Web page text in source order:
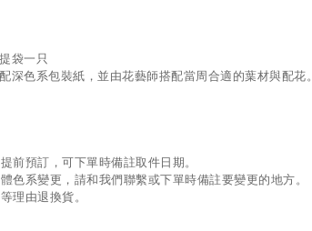
袋一只
深色系包裝紙，並由花藝師搭配當周合適的葉材與配花。
前預訂，可下單時備註取件日期。
色系變更，請和我們聯繫或下單時備註要變更的地方。
理由退換貨。